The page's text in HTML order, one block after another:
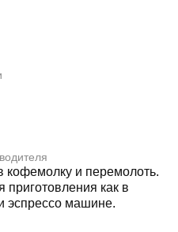
кофемолку и перемолоть.
как в
эспрессо машине.